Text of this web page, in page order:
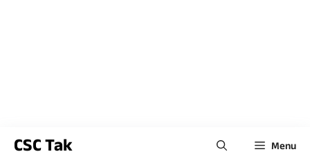
CSC Tak Menu